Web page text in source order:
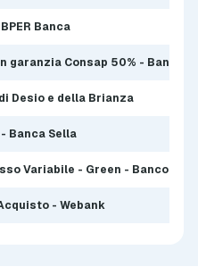
Banca
garanzia Consap 50% - Banca
Desio e della Brianza
- Banca Sella
Variabile - Green - Banco BPM
- Webank